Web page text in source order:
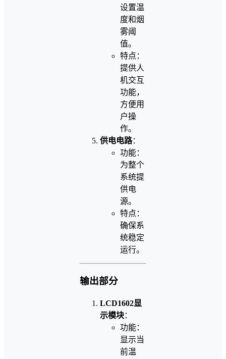
设置温
度和烟
雾阈
值。
特点：
提供人
机交互
功能，
方便用
户操
作。
供电电路：
功能：
为整个
系统提
供电
源。
特点：
确保系
统稳定
运行。
输出部分
LCD1602显
示模块：
功能：
显示当
前温